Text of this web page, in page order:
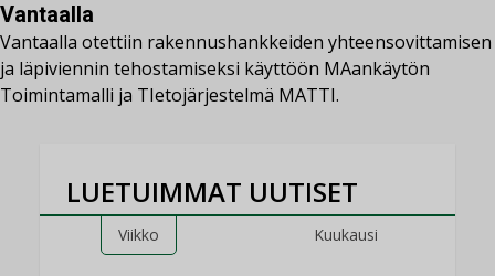
Vantaalla
Vantaalla otettiin rakennushankkeiden yhteensovittamisen
ja läpiviennin tehostamiseksi käyttöön MAankäytön
Toimintamalli ja TIetojärjestelmä MATTI.
LUETUIMMAT UUTISET
Viikko Kuukausi